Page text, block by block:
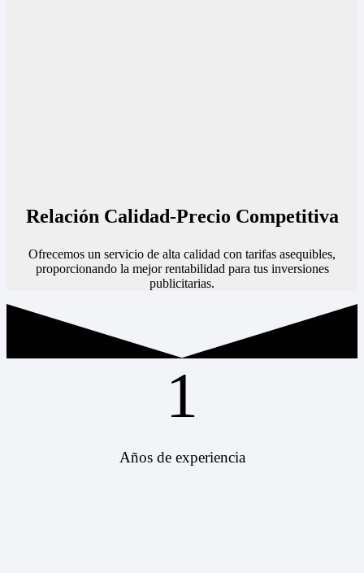
Relación Calidad-Precio Competitiva
Ofrecemos un servicio de alta calidad con tarifas asequibles,
proporcionando la mejor rentabilidad para tus inversiones
publicitarias.
1
Años de experiencia